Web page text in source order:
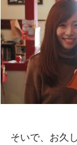
そいで、お久